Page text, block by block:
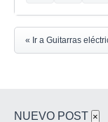
« Ir a Guitarras
NUEVO POST ×